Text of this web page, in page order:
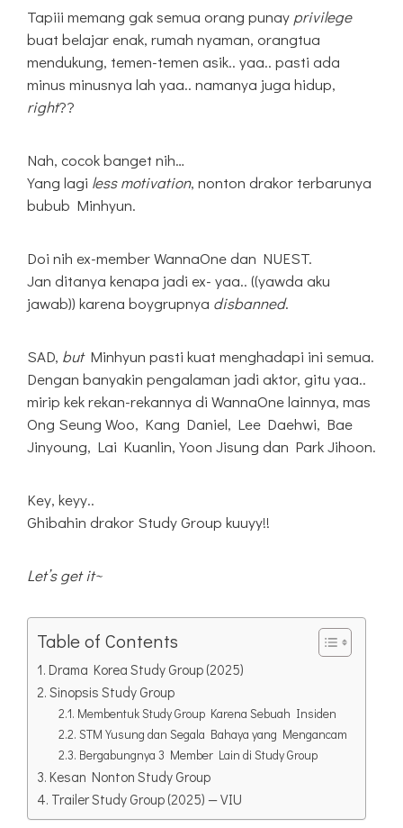
Tapiii memang gak semua orang punay privilege
buat belajar enak, rumah nyaman, orangtua
mendukung, temen-temen asik.. yaa.. pasti ada
minus minusnya lah yaa.. namanya juga hidup,
right??
Nah, cocok banget nih…
Yang lagi less motivation, nonton drakor terbarunya
bubub Minhyun.
Doi nih ex-member WannaOne dan NUEST.
Jan ditanya kenapa jadi ex- yaa.. ((yawda aku
jawab)) karena boygrupnya disbanned.
SAD, butMinhyun pasti kuat menghadapi ini semua.
Dengan banyakin pengalaman jadi aktor, gitu yaa..
mirip kek rekan-rekannya di WannaOne lainnya, mas
Ong Seung Woo, Kang Daniel, Lee Daehwi, Bae
Jinyoung, Lai Kuanlin, Yoon Jisung dan Park Jihoon.
Key, keyy..
Ghibahin drakor Study Group kuuyy!!
Let’s get it~
Table of Contents
Drama Korea Study Group (2025)
Sinopsis Study Group
Membentuk Study Group Karena Sebuah Insiden
STM Yusung dan Segala Bahaya yang Mengancam
Bergabungnya 3 Member Lain di Study Group
Kesan Nonton Study Group
Trailer Study Group (2025) — VIU